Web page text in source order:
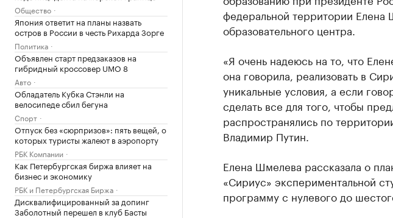
Общество
Япония ответит на планы назвать
остров в России в честь Рихарда Зорге
Политика
Объявлен старт предзаказов на
гибридный кроссовер UMO 8
Авто
Обладатель Кубка Стэнли на
велосипеде сбил бегуна
Спорт
Отпуск без «сюрпризов»: пять вещей, о
которых туристы жалеют в аэропорту
РБК Компании
Как Петербургская биржа влияет на
бизнес и экономику
РБК и Петербургская Биржа
Дисквалифицированный за допинг
Заболотный перешел в клуб Басты
федеральной территории
образовательного центра.
«Я очень надеюсь на то, что
она говорила, реализовать в
уникальные условия, а если
сделать все для того, чтобы
распространялись по
Владимир Путин.
Елена Шмелева рассказала о
«Сириус» экспериментальной
программу с нулевого до